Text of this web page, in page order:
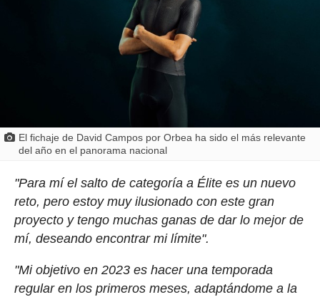
El fichaje de David Campos por Orbea ha sido el más relevante
del año en el panorama nacional
"Para mí el salto de categoría a Élite es un nuevo
reto, pero estoy muy ilusionado con este gran
proyecto y tengo muchas ganas de dar lo mejor de
mí, deseando encontrar mi límite".
"Mi objetivo en 2023 es hacer una temporada
regular en los primeros meses, adaptándome a la